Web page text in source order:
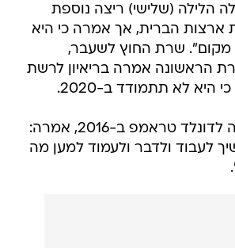
הלילה (שלישי) ריצה נוספת
ארצות הברית, אך אמרה כי היא
מקום". שרת החוץ לשעבר,
הראשונה אמרה בריאיון לרשת
קלינטון, שהפסידה לדונלד טראמפ ב-2016, אמרה:
לעבוד ולדבר ולעמוד למען מה